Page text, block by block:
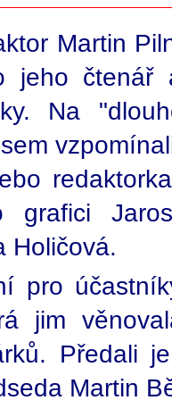
Martin
jeho
Na
grafici
Holičová.
pro
jim
Předali
Martin